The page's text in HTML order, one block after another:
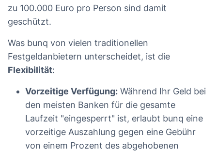
zu 100.000 Euro pro Person sind damit
geschützt.
Was bunq von vielen traditionellen
Festgeldanbietern unterscheidet, ist die
Flexibilität:
Vorzeitige Verfügung: Während Ihr Geld bei
den meisten Banken für die gesamte
Laufzeit "eingesperrt" ist, erlaubt bunq eine
vorzeitige Auszahlung gegen eine Gebühr
von einem Prozent des abgehobenen